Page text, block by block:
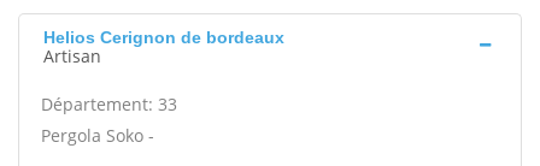
Helios Cerignon de bordeaux
Artisan
Département: 33
Pergola Soko -